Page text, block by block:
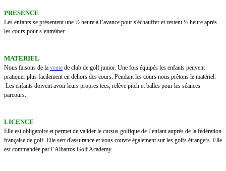
PRESENCE
Les enfants se présentent une ½ heure à l’avance pour s'échauffer et restent ½ heure après
les cours pour s’entraîner.
MATERIEL
Nous faisons de la vente de club de golf junior. Une fois équipés les enfants peuvent
pratiquer plus facilement en dehors des cours. Pendant les cours nous prêtons le matériel.
Les enfants doivent avoir leurs propres tees, relève pitch et balles pour les séances
parcours.
LICENCE
Elle est obligatoire et permet de valider le cursus golfique de l’enfant auprès de la fédération
française de golf. Elle sert d'assurance et vous couvre également sur les golfs étrangers. Elle
est commandée par l’Albatros Golf Academy.